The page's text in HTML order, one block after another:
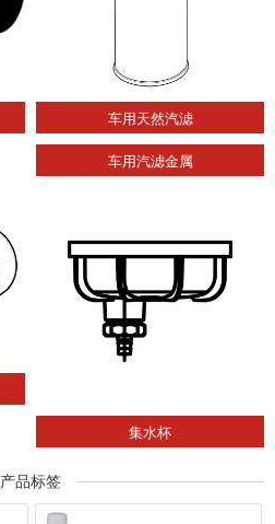
车用天然汽滤
车用汽滤金属
集水杯
产品标签